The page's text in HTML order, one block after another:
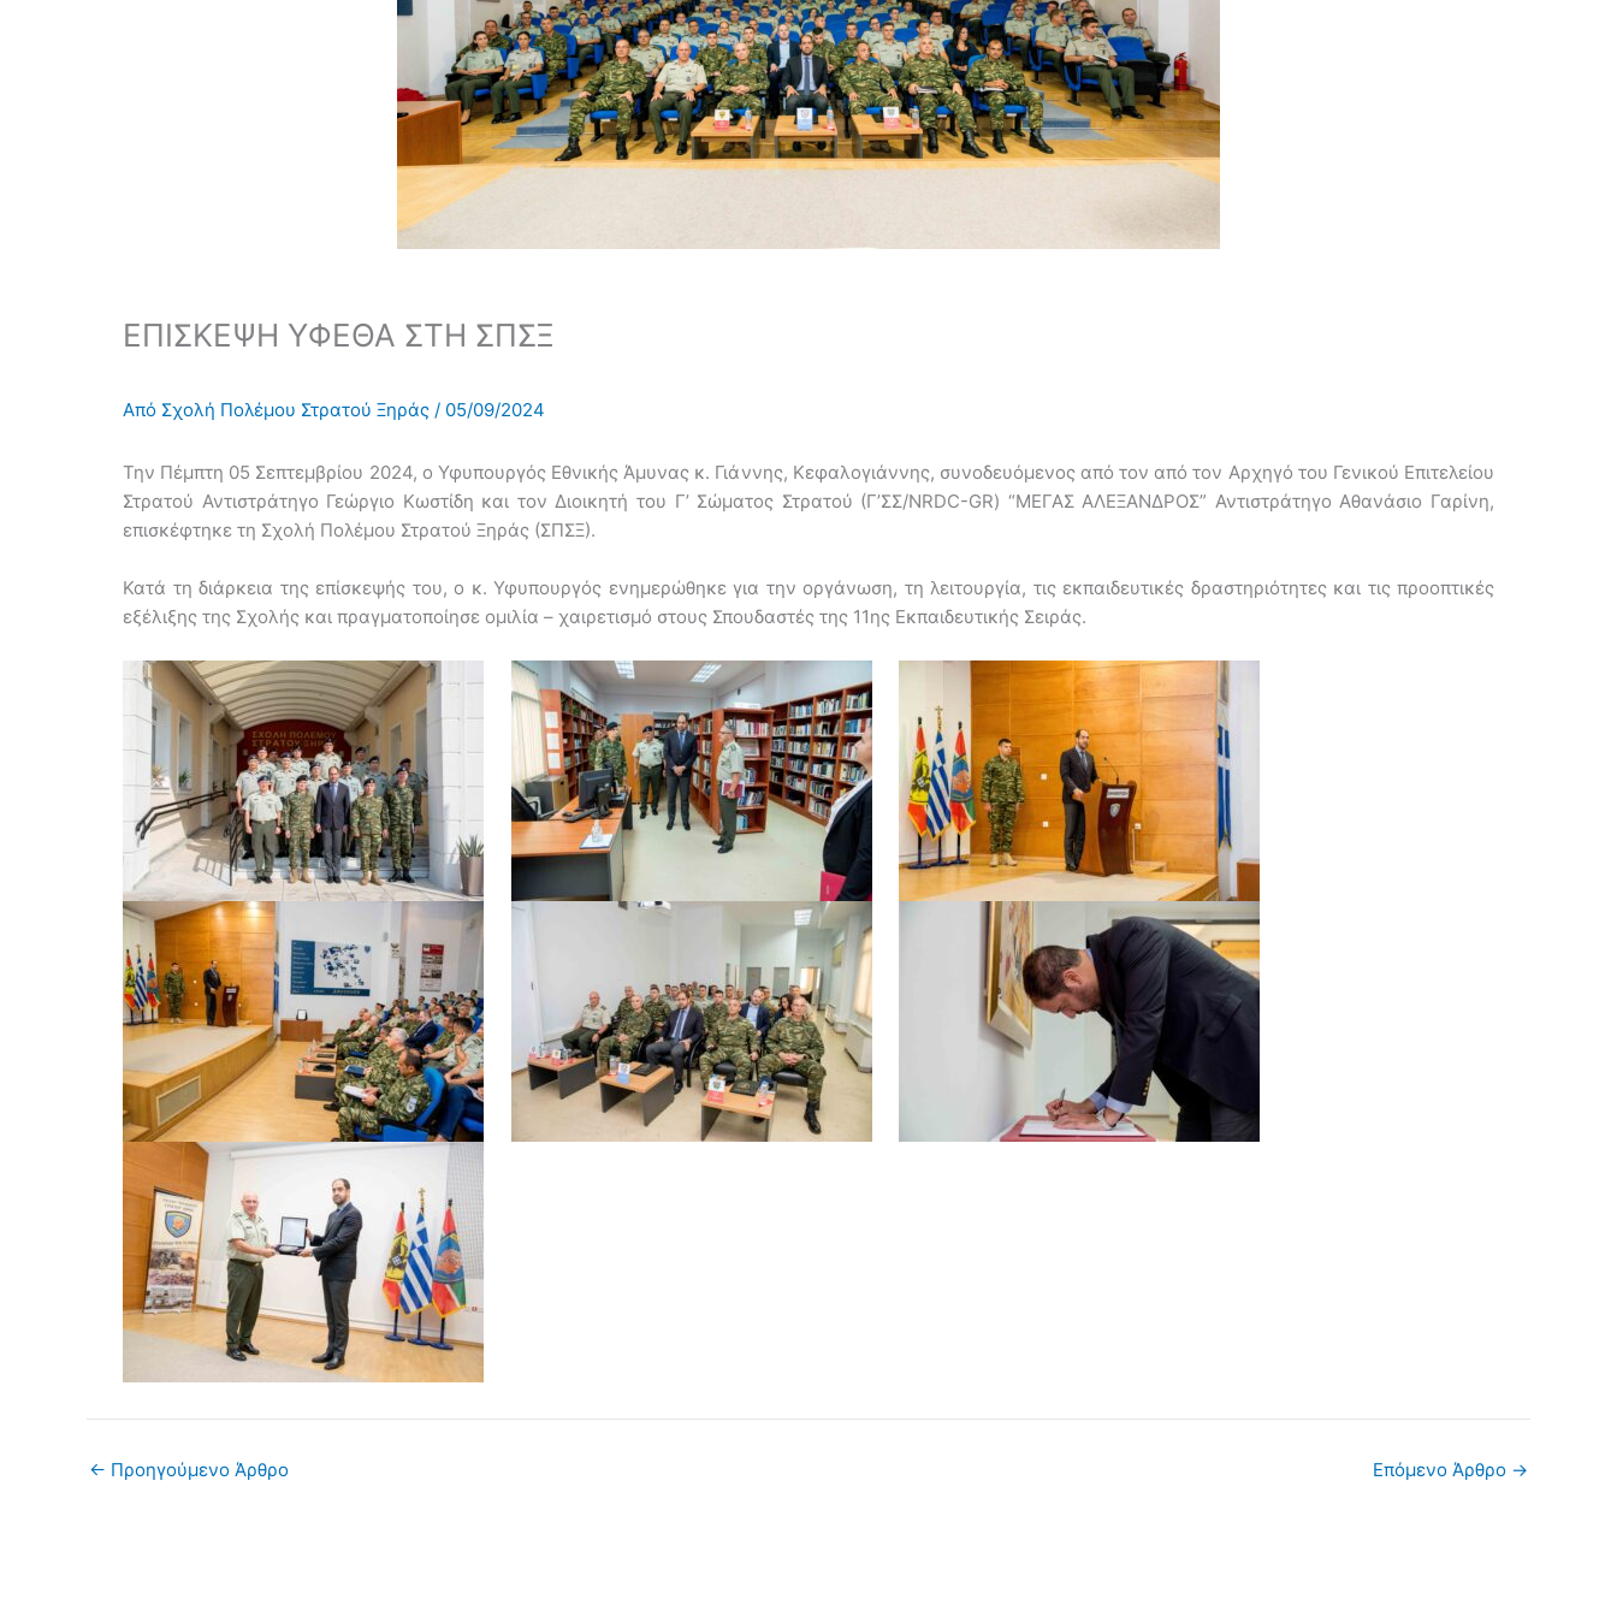
ΕΠΙΣΚΕΨΗ ΥΦΕΘΑ ΣΤΗ ΣΠΣΞ
Από Σχολή Πολέμου Στρατού Ξηράς / 05/09/2024
Την Πέμπτη 05 Σεπτεμβρίου 2024, ο Υφυπουργός Εθνικής Άμυνας κ. Γιάννης, Κεφαλογιάννης, συνοδευόμενος από τον από τον Αρχηγό του Γενικού Επιτελείου
Στρατού Αντιστράτηγο Γεώργιο Κωστίδη και τον Διοικητή του Γ’ Σώματος Στρατού (Γ’ΣΣ/NRDC-GR) “ΜΕΓΑΣ ΑΛΕΞΑΝΔΡΟΣ” Αντιστράτηγο Αθανάσιο Γαρίνη,
επισκέφτηκε τη Σχολή Πολέμου Στρατού Ξηράς (ΣΠΣΞ).
Κατά τη διάρκεια της επίσκεψής του, ο κ. Υφυπουργός ενημερώθηκε για την οργάνωση, τη λειτουργία, τις εκπαιδευτικές δραστηριότητες και τις προοπτικές
εξέλιξης της Σχολής και πραγματοποίησε ομιλία – χαιρετισμό στους Σπουδαστές της 11ης Εκπαιδευτικής Σειράς.
← Προηγούμενο Άρθρο Επόμενο Άρθρο →